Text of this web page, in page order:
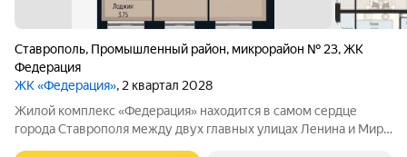
Ставрополь, Промышленный район, микрорайон № 23,ЖК
Федерация
ЖК «Федерация», 2 квартал 2028
Жилой комплекс «Федерация» находится в самом сердце
города Ставрополя между двух главных улицах Ленина и Мира,